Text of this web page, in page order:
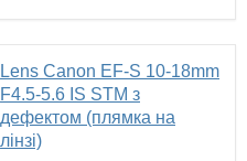
Lens Canon EF-S 10-18mm
F4.5-5.6 IS STM з
дефектом (плямка на
лінзі)